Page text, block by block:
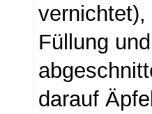
Füllung
darauf